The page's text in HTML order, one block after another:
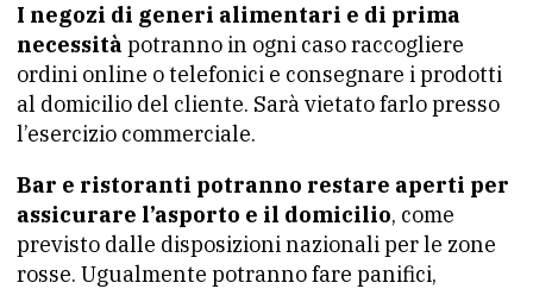
I negozi di generi alimentari e di prima
necessità potranno in ogni caso raccogliere
ordini online o telefonici e consegnare i prodotti
al domicilio del cliente. Sarà vietato farlo presso
l’esercizio commerciale.
Bar e ristoranti potranno restare aperti per
assicurare l’asporto e il domicilio, come
previsto dalle disposizioni nazionali per le zone
rosse. Ugualmente potranno fare panifici,